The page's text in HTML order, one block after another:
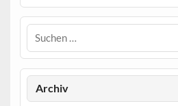
Archiv